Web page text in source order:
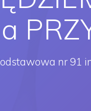
nr 91